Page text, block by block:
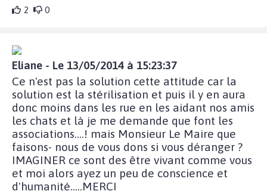
2 0
Eliane - Le 13/05/2014 à 15:23:37
Ce n'est pas la solution cette attitude car la
solution est la stérilisation et puis il y en aura
donc moins dans les rue en les aidant nos amis
les chats et là je me demande que font les
associations....! mais Monsieur Le Maire que
faisons- nous de vous dons si vous déranger ?
IMAGINER ce sont des être vivant comme vous
et moi alors ayez un peu de conscience et
d'humanité.....MERCI